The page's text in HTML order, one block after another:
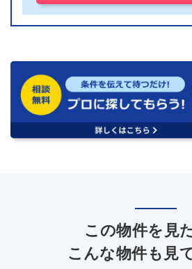
この物件を見
こんな物件も見